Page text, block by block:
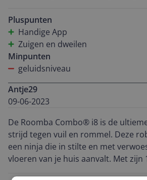
haren van mijn harige huisgenoot :).
alles is dat hij niet alleen kan
dweilen. Met een eenvoudige
stofzuigbak naar de waterbak en de
dweilpad, kan de Roomba i8 mijn
de slimme app, zo kan ik de
bedienen en het
met een gerust hart naar mijn werk
thuiskomst een heerlijk schoon en
Bovendien heeft de Roomba i8 een
hervatfunctie, zowel tijdens het
dweilen. Als de batterij bijna leeg is,
Pluspunten
Handige App
Zuigen en dweilen
Minpunten
geluidsniveau
Antje29
09-06-2023
De Roomba Combo® i8 is de
strijd tegen vuil en rommel. Deze
een ninja die in stilte en met
vloeren van je huis aanvalt. Met zijn 10 keer sterkere